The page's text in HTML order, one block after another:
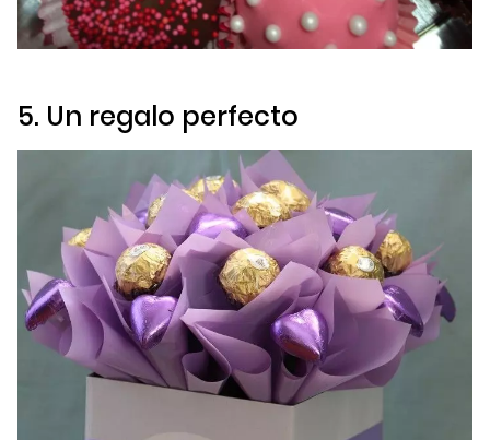
5. Un regalo perfecto